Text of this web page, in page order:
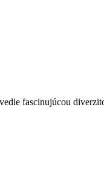
fascinujúcou